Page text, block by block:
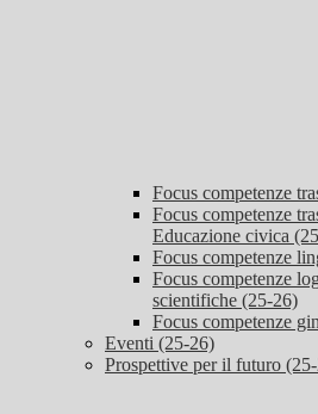
Focus competenze
Focus competenze
Educazione civica
Focus competenze
Focus competenze
scientifiche (25-26)
Focus competenze
Eventi (25-26)
Prospettive per il futuro